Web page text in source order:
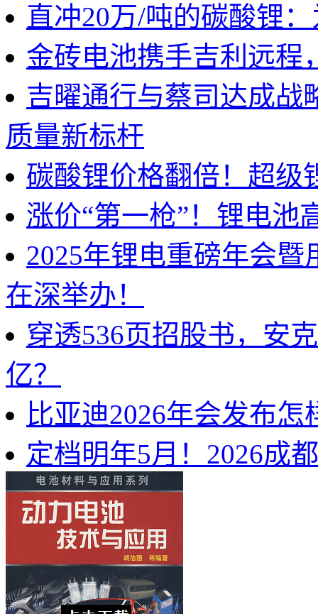
直冲20万/吨的碳酸锂
金砖电池携手吉利远程
吉曜通行与蔡司达成战
质量新标杆
碳酸锂价格翻倍！超级
涨价“第一枪”！锂电池
2025年锂电重磅年会
在深举办！
穿透536页招股书，安
亿？
比亚迪2026年会发布
定档明年5月！2026成